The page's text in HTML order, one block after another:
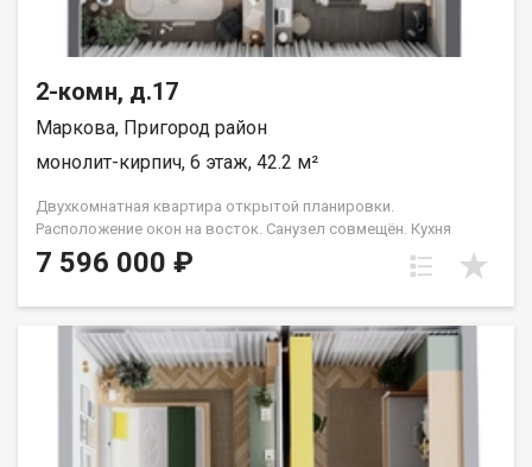
2-комн, д.17
Маркова, Пригород район
монолит-кирпич, 6 этаж, 42.2 м²
Двухкомнатная квартира открытой планировки.
Расположение окон на восток. Санузел совмещён. Кухня
выделена в нишу. Идеальное решение для первого жилья или
в качестве инвестиций. Прекрасно подойдет молодой семье
7 596 000 ₽